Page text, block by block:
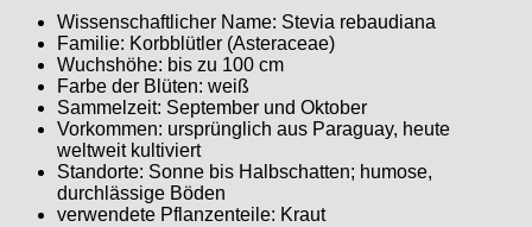
Wissenschaftlicher Name: Stevia rebaudiana
Familie: Korbblütler (Asteraceae)
Wuchshöhe: bis zu 100 cm
Farbe der Blüten: weiß
Sammelzeit: September und Oktober
Vorkommen: ursprünglich aus Paraguay, heute
weltweit kultiviert
Standorte: Sonne bis Halbschatten; humose,
durchlässige Böden
verwendete Pflanzenteile: Kraut